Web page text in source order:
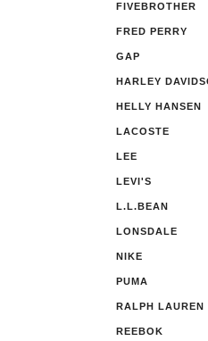
FIVEBROTHER
FRED PERRY
GAP
HARLEY
HELLY HANSEN
LACOSTE
LEE
LEVI'S
L.L.BEAN
LONSDALE
NIKE
PUMA
RALPH LAUREN
REEBOK